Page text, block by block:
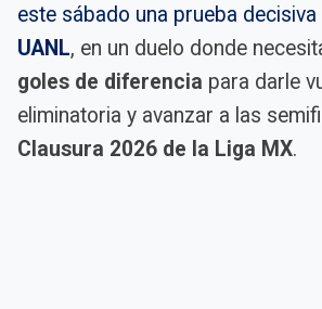
este sábado una prueba
UANL, en un duelo donde
goles de diferencia para darle
eliminatoria y avanzar a las
Clausura 2026 de la Liga MX.